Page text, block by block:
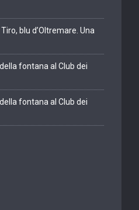
blu d’Oltremare. Una
fontana al Club dei
fontana al Club dei